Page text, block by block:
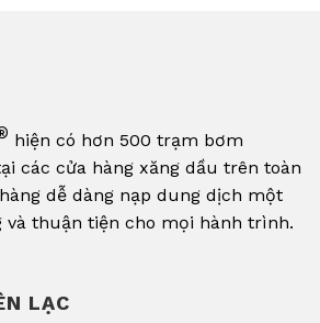
hiện có hơn 500 trạm bơm
các cửa hàng xăng dầu trên toàn
dễ dàng nạp dung dịch một
và thuận tiện cho mọi hành trình.
LẠC